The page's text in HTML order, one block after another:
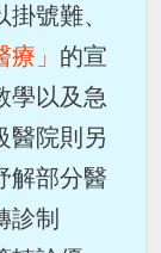
號難、
療」 的宣
學以及急
醫院則另
解部分醫
診制